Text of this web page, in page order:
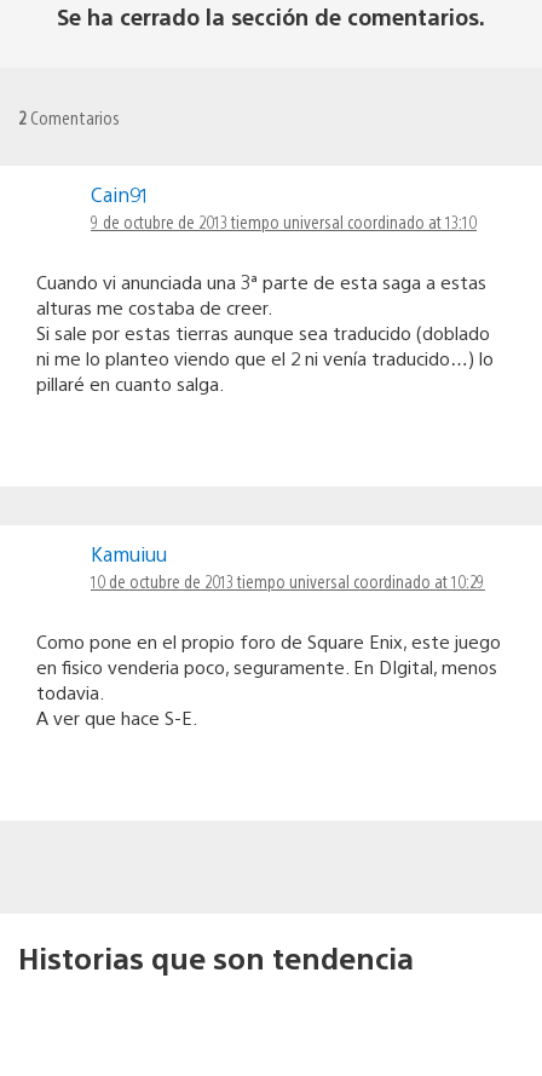
Se ha cerrado la sección de comentarios.
2 Comentarios
Cain91
9 de octubre de 2013 tiempo universal coordinado at 13:10
Cuando vi anunciada una 3ª parte de esta saga a estas
alturas me costaba de creer.
Si sale por estas tierras aunque sea traducido (doblado
ni me lo planteo viendo que el 2 ni venía traducido…) lo
pillaré en cuanto salga.
Kamuiuu
10 de octubre de 2013 tiempo universal coordinado at 10:29
Como pone en el propio foro de Square Enix, este juego
en fisico venderia poco, seguramente. En DIgital, menos
todavia.
A ver que hace S-E.
Historias que son tendencia